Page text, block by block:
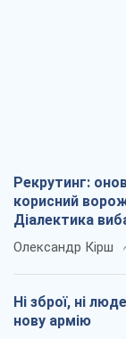
Рекрутинг:
корисний
Діалектика
Олександр Кірш
Ні зброї, ні
нову армію